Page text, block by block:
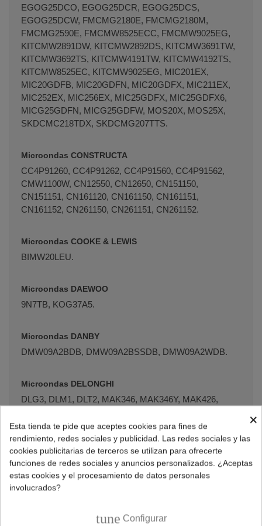
EGOG25DCO, EGOG25DCR, EGOG25DCS,
EGOG25DCW, FMCMG2180E, FMCMG2180M,
FMCMG2590E, FMCMW8525ECC, FMCMW9025EG,
KITCMW2891DW, KITCMW2892DS, KITCMW3691TW,
KITCMW3692TS, KITCMW4191TW, KITCMW4192TS,
KITCMW8525EC, KITCMW9025EG, MIC201EX,
MIC20GDFB, MIC20GDFN, MIC20GDFX, MIC211EX,
MIC252EX, MIC256EX, MIC25GDFX, MIC25GDFX6,
MICG25GDFN, MICG25GDFW, MOS20X, MOS25X,
SKDCMC218TDX, SKDCMG207TTS.
Microondas CONSTRUCTA
CC4P91260, CC4P91262, CC4P91560, CC4P91562,
CMW1100W, CN12550, CN12650, CN151150,
CN151151, CN161120, CN161150, CN161151,
CN161152, CN261150, CN261151, CN261152.
Microondas COOKE & LEWIS
BIMW20LEU.
Microondas DAEWOO
9N7TB, KOG37A5.
Microondas DANBY
DMW09A2BDB, DMW09A2BSSDB, DMW09A2WDB.
Microondas DELONGHI
DLG3, DLM1, DLT2, MAK346, MAK346Y, MAK426,
ME561, MK3120, MK4020, MK4251, MK5351, MK6010,
MK6051, MK6610, MW30, MW309, MW30F, MW30FSR,
MW311, MW311EX, MW345, MW401, MW419, MW421,
MW421SIL, MW425, MW425DB, MW500, MW500CV,
MW500M, MW505, MW505CV, MW530, MW535,
MW600, MW605, MW665F, MW675FI, MW765F,
×
Esta tienda te pide que aceptes cookies para fines de
rendimiento, redes sociales y publicidad. Las redes sociales y las
cookies publicitarias de terceros se utilizan para ofrecerte
funciones de redes sociales y anuncios personalizados. ¿Aceptas
estas cookies y el procesamiento de datos personales
involucrados?
tune Configurar